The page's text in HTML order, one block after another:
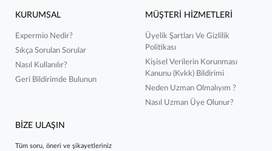
KURUMSAL
Expermio Nedir?
Sıkça Sorulan Sorular
Nasıl Kullanılır?
Geri Bildirimde Bulunun
MÜŞTERİ HİZMETLERİ
Üyelik Şartları Ve Gizlilik
Politikası
Kişisel Verilerin Korunması
Kanunu (kvkk) Bildirimi
Neden Uzman Olmalıyım ?
Nasıl Uzman Üye Olunur?
BİZE ULAŞIN
Tüm soru, öneri ve şikayetleriniz